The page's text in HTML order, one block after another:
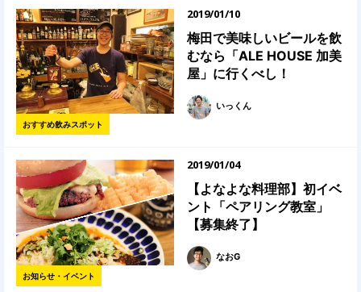
おすすめ飲みスポット
2019/01/10
梅田で美味しいビールを飲
むなら「ALE HOUSE 加美
屋」に行くべし！
いっくん
お知らせ・イベント
2019/01/04
【よなよな料理部】初イベ
ント「ペアリング教室」
【募集終了】
なおG